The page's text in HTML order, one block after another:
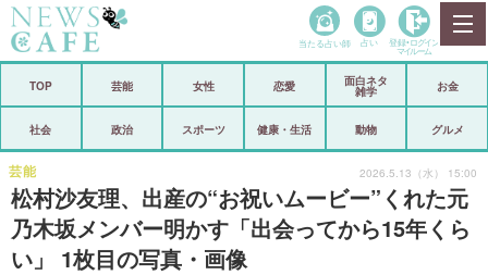
政治
芸能 スポーツ
恋愛
当たる占い師 占い 登録• ログイン
マイルーム
TOP 芸能 女性 恋愛
面白ネタ
雑学
お金
社会 政治 スポーツ 健康・生活 動物 グルメ
松村沙友理、出産の“お祝いムービー”くれた元
乃木坂メンバー明かす「出会ってから15年くら
い」 1枚目の写真・画像
芸能 2026.5.13（水） 15:00